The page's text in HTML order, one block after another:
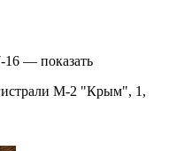
16 — показать
М-2 "Крым", 1,